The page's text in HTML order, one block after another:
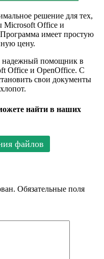
решение для тех,
Microsoft Office и
имеет простую
цену.
надежный помощник в
Office и OpenOffice. С
свои документы
найти в наших
файлов
Обязательные поля